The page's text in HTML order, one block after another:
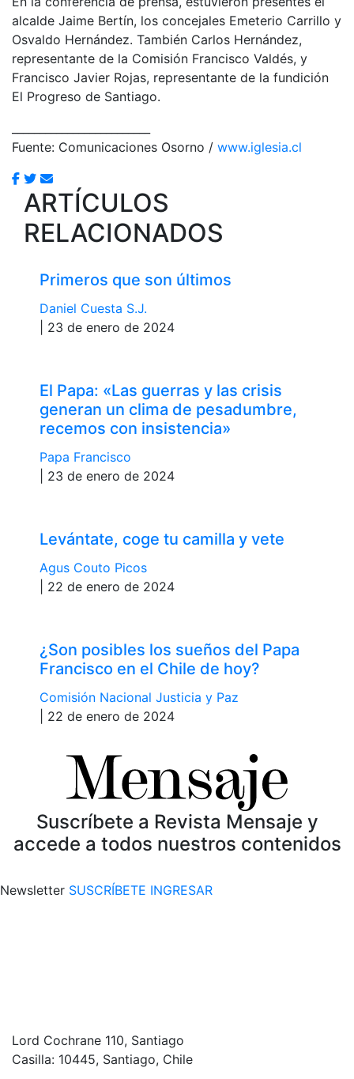
alcalde Jaime Bertín, los concejales Emeterio Carrillo y
Osvaldo Hernández. También Carlos Hernández,
representante de la Comisión Francisco Valdés, y
Francisco Javier Rojas, representante de la fundición
El Progreso de Santiago.
Fuente: Comunicaciones Osorno / www.iglesia.cl
ARTÍCULOS
RELACIONADOS
Primeros que son últimos
Daniel Cuesta S.J.
| 23 de enero de 2024
El Papa: «Las guerras y las crisis
generan un clima de pesadumbre,
recemos con insistencia»
Papa Francisco
| 23 de enero de 2024
Levántate, coge tu camilla y vete
Agus Couto Picos
| 22 de enero de 2024
¿Son posibles los sueños del Papa
Francisco en el Chile de hoy?
Comisión Nacional Justicia y Paz
| 22 de enero de 2024
Suscríbete a Revista Mensaje y
accede a todos nuestros contenidos
Newsletter SUSCRÍBETE INGRESAR
Lord Cochrane 110, Santiago
Casilla: 10445, Santiago, Chile